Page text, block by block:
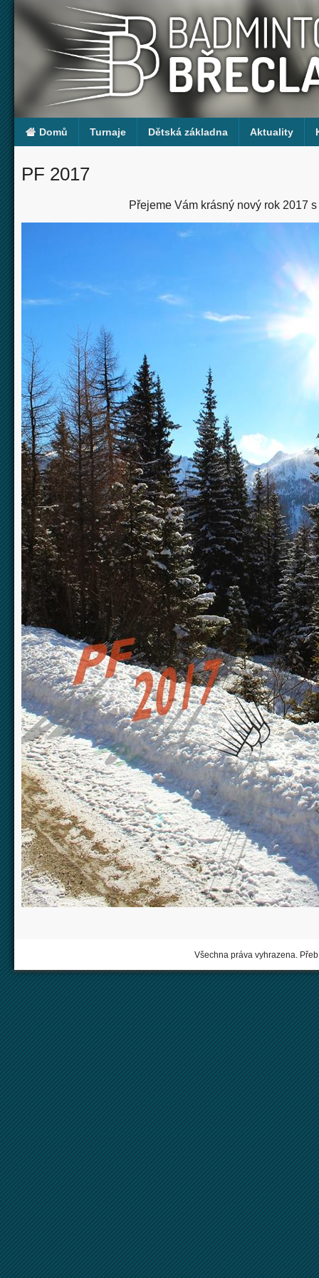
Domů Turnaje Dětská základna Aktuality
PF 2017
Přejeme Vám krásný nový rok 2017
Všechna práva vyhrazena.